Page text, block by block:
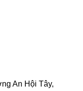
An Hội Tây,